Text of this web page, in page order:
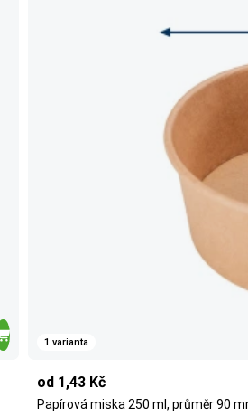
1 varianta
od 1,43 Kč
Papírová miska 250 ml, průměr 90